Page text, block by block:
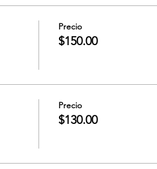
Precio
$150.00
Precio
$130.00